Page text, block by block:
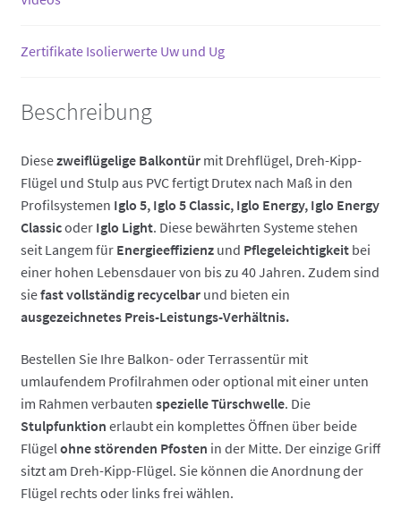
Zertifikate Isolierwerte Uw und Ug
Beschreibung
Diesezweiflügelige Balkontürmit Drehflügel, Dreh-Kipp-
Flügel und Stulp aus PVC fertigt Drutex nach Maß in den
Profilsystemen Iglo 5, Iglo 5 Classic, Iglo Energy, Iglo Energy
Classicoder Iglo Light. Diese bewährten Systeme stehen
seit Langem für Energieeffizienzund Pflegeleichtigkeitbei
einer hohen Lebensdauer von bis zu 40 Jahren. Zudem sind
siefast vollständig recycelbarund bieten ein
ausgezeichnetes Preis-Leistungs-Verhältnis.
Bestellen Sie Ihre Balkon- oder Terrassentür mit
umlaufendem Profilrahmen oder optional mit einer unten
im Rahmen verbauten spezielle Türschwelle. Die
Stulpfunktion erlaubt ein komplettes Öffnen über beide
Flügelohne störenden Pfosten in der Mitte. Der einzige Griff
sitzt am Dreh-Kipp-Flügel. Sie können die Anordnung der
Flügel rechts oder links frei wählen.